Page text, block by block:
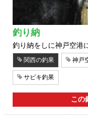
釣り納
釣り納をしに神戸空港
関西の釣果 神戸
サビキ釣果
この